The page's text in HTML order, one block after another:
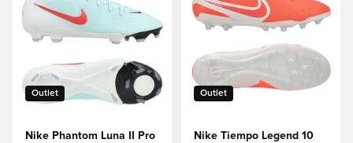
Outlet
Nike Phantom Luna II Pro
Outlet
Nike Tiempo Legend 10